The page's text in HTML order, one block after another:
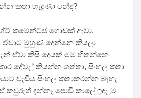
කතා හැදුණා නේද?
කමෙන්ට්ස් ගොඩක් ආවා.
මුහුණ දෙන්නෙ කියලා
ඒවා කිසි දෙයක් මම හිතන්නෙ
දේවල් කියන්න ගත්තා, සිංහල කතා
වැඩිය සිංහල කතාකරන්න බැහැ
කවුරුත් දන්නෑ පොඩි කාලේ ඉඳලම